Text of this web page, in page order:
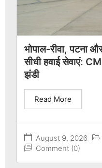
भोपाल-रीवा, पटना
सीधी हवाई सेवाएं:
झंडी
August 9, 2026
Comment (0)
Read More